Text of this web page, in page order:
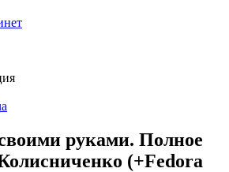
руками. Полное
(+Fedora